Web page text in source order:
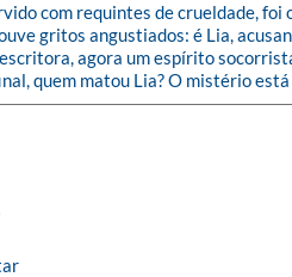
com requintes de crueldade,
gritos angustiados: é Lia,
agora um espírito
quem matou Lia? O mistério